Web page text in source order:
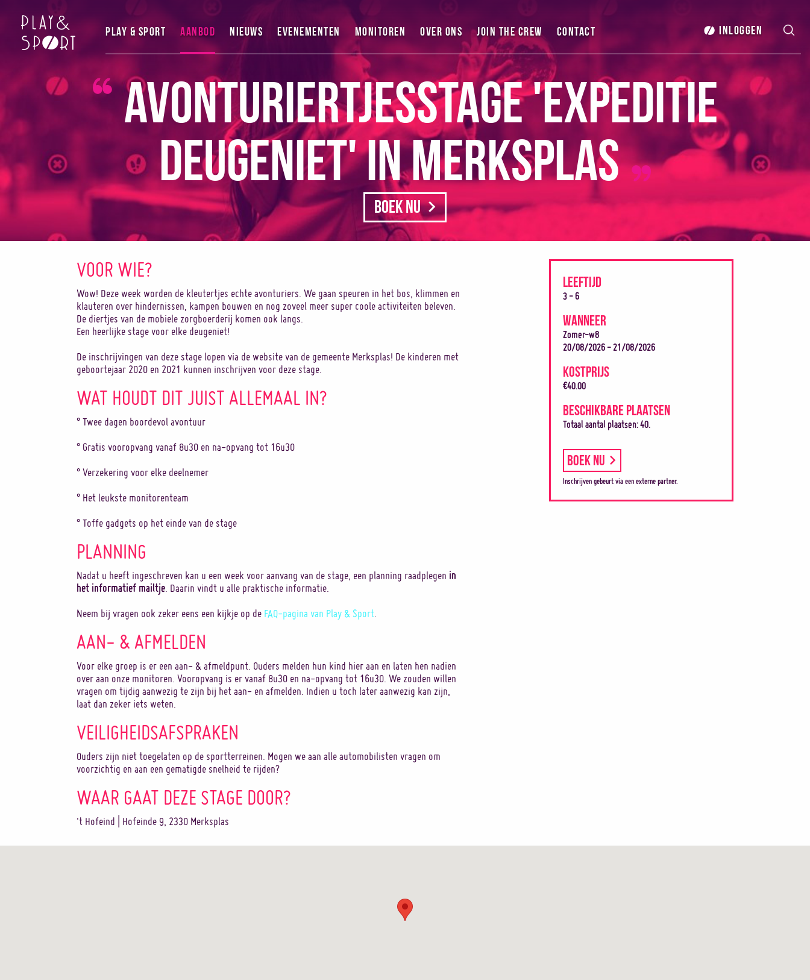
Play & Sport Aanbod Nieuws Evenementen Monitoren Over ons Join the crew Contact Inloggen
Avonturiertjesstage 'Expeditie
Deugeniet' in Merksplas
Boek nu
VOOR WIE?
Wow! Deze week worden de kleutertjes echte avonturiers. We gaan speuren in het bos, klimmen en
klauteren over hindernissen, kampen bouwen en nog zoveel meer super coole activiteiten beleven.
De diertjes van de mobiele zorgboerderij komen ook langs.
Een heerlijke stage voor elke deugeniet!
De inschrijvingen van deze stage lopen via de website van de gemeente Merksplas! De kinderen met
geboortejaar 2020 en 2021 kunnen inschrijven voor deze stage.
WAT HOUDT DIT JUIST ALLEMAAL IN?
° Twee dagen boordevol avontuur
° Gratis vooropvang vanaf 8u30 en na-opvang tot 16u30
° Verzekering voor elke deelnemer
° Het leukste monitorenteam
° Toffe gadgets op het einde van de stage
PLANNING
Nadat u heeft ingeschreven kan u een week voor aanvang van de stage, een planning raadplegen in
het informatief mailtje . Daarin vindt u alle praktische informatie.
Neem bij vragen ook zeker eens een kijkje op de FAQ-pagina van Play & Sport
AAN- & AFMELDEN
Voor elke groep is er een aan- & afmeldpunt. Ouders melden hun kind hier aan en laten hen nadien
over aan onze monitoren. Vooropvang is er vanaf 8u30 en na-opvang tot 16u30. We zouden willen
vragen om tijdig aanwezig te zijn bij het aan- en afmelden. Indien u toch later aanwezig kan zijn,
laat dan zeker iets weten.
VEILIGHEIDSAFSPRAKEN
Ouders zijn niet toegelaten op de sportterreinen. Mogen we aan alle automobilisten vragen om
voorzichtig en aan een gematigde snelheid te rijden?
WAAR GAAT DEZE STAGE DOOR?
't Hofeind | Hofeinde 9, 2330 Merksplas
LEEFTIJD
3 - 6
WANNEER
Zomer-w8
20/08/2026 - 21/08/2026
KOSTPRIJS
€40.00
BESCHIKBARE PLAATSEN
Totaal aantal plaatsen: 40.
Boek nu
Inschrijven gebeurt via een externe partner.